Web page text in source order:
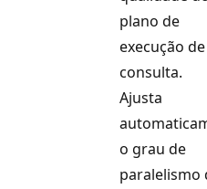
plano de
execução de
consulta.
Ajusta
o grau de
paralelismo